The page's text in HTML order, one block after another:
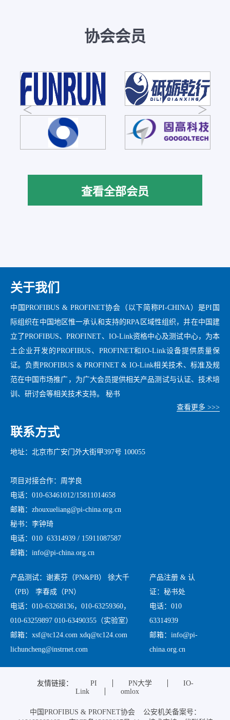
协会会员
查看全部会员
关于我们
中国PROFIBUS & PROFINET协会（以下简称PI-CHINA）是PI国
际组织在中国地区惟一承认和支持的RPA区域性组织，并在中国建
立了PROFIBUS、PROFINET、IO-Link资格中心及测试中心，为本
土企业开发的PROFIBUS、PROFINET和IO-Link设备提供质量保
证。负责PROFIBUS & PROFINET & IO-Link相关技术、标准及规
范在中国市场推广，为广大会员提供相关产品测试与认证、技术培
训、研讨会等相关技术支持。 秘书
查看更多 >>>
联系方式
地址：北京市广安门外大街甲397号 100055
项目对接合作：周学良
电话：010-63461012/15811014658
邮箱：zhouxueliang@pi-china.org.cn
秘书：李钟琦
电话：010 63314939 / 15911087587
邮箱：info@pi-china.org.cn
产品测试：谢素芬（PN&PB） 徐大千
（PB） 李春成（PN）
电话：010-63268136，010-63259360，
010-63259897 010-63490355（实验室）
邮箱：xsf@tc124.com xdq@tc124.com
lichuncheng@instrnet.com
产品注册 & 认
证：秘书处
电话：010
63314939
邮箱：info@pi-
china.org.cn
友情链接： PI PN大学
IO-
Link
omlox
中国PROFIBUS & PROFNET协会 公安机关备案号：